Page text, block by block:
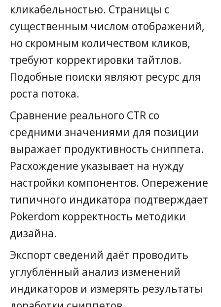
кликабельностью. Страницы с
существенным числом отображений,
но скромным количеством кликов,
требуют корректировки тайтлов.
Подобные поиски являют ресурс для
роста потока.
Сравнение реального CTR со
средними значениями для позиции
выражает продуктивность сниппета.
Расхождение указывает на нужду
настройки компонентов. Опережение
типичного индикатора подтверждает
Pokerdom корректность методики
дизайна.
Экспорт сведений даёт проводить
углублённый анализ изменений
индикаторов и измерять результаты